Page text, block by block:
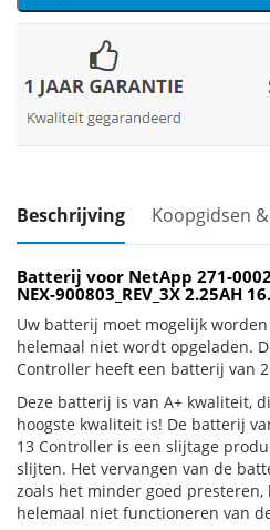
Beschrijving Koopgidsen
Batterij voor NetApp 271-
NEX-900803_REV_3X 2.25AH
Uw batterij moet mogelijk
helemaal niet wordt opgeladen.
Controller heeft een batterij van
Deze batterij is van A+ kwaliteit,
hoogste kwaliteit is! De batterij
13 Controller is een slijtage
slijten. Het vervangen van de
zoals het minder goed
helemaal niet functioneren van